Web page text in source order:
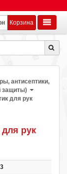
Корзина
антисептики,
защиты)
для рук
для рук